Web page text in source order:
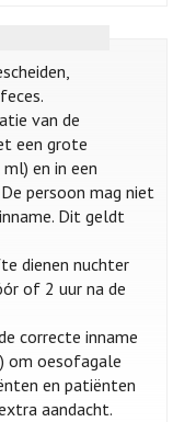
van de
een grote
en in een
persoon mag niet
Dit geldt
dienen nuchter
of 2 uur na de
correcte inname
om oesofagale
en patiënten
aandacht.